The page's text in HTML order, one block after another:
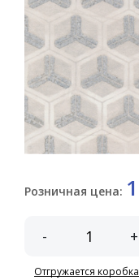
Розничная цена:
- +
Отгружается